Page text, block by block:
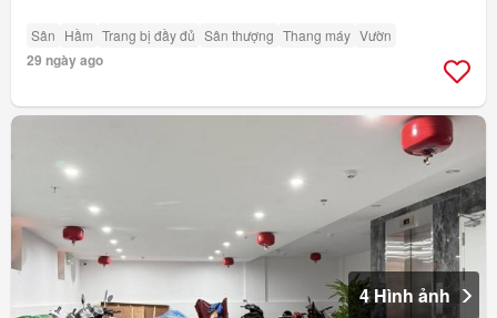
Sân Hầm Trang bị đầy đủ Sân thượng Thang máy Vườn
29 ngày ago
4 Hình ảnh